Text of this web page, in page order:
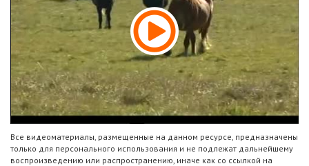
Все видеоматериалы, размещенные на данном ресурсе, предназначены
только для персонального использования и не подлежат дальнейшему
воспроизведению или распространению, иначе как со ссылкой на